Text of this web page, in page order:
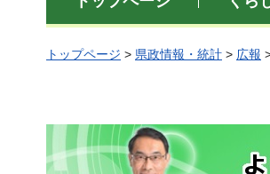
トップページ > 県政情報・統計 > 広報